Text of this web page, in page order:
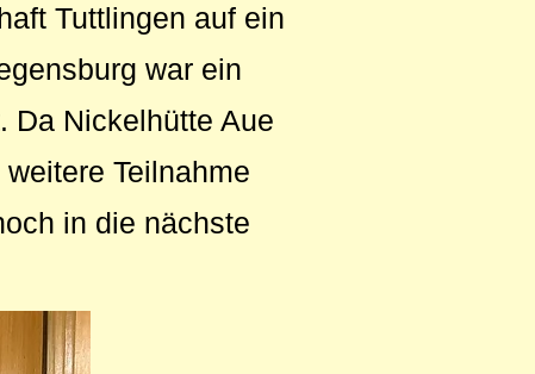
Tuttlingen auf ein
war ein
Da Nickelhütte Aue
Teilnahme
in die nächste